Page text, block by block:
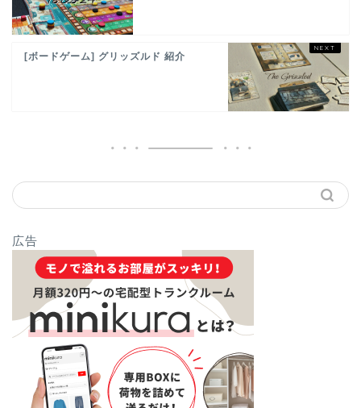
[ボードゲーム] グリッズルド 紹介
広告